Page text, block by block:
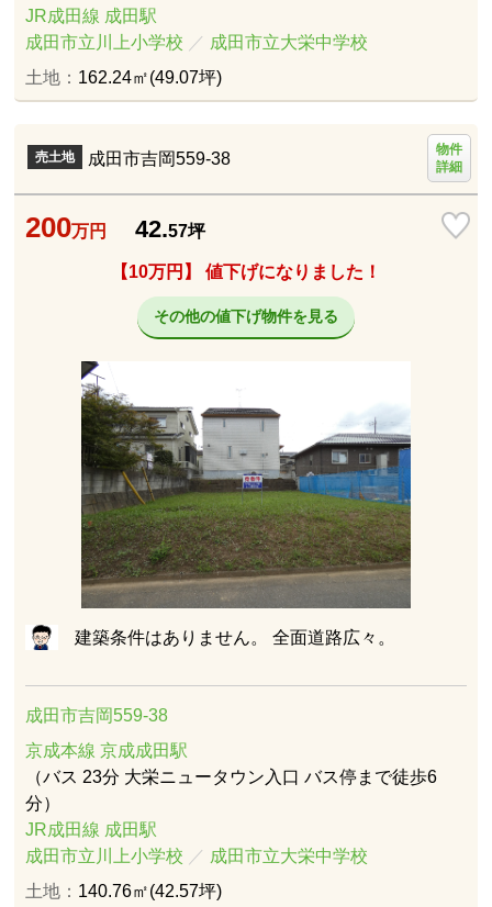
JR成田線 成田駅
成田市立川上小学校 ／ 成田市立大栄中学校
土地： 162.24㎡(49.07坪)
売土地 成田市吉岡559-38
物件
詳細
200万円 42.57坪
【10万円】 値下げになりました！
その他の値下げ物件を見る
建築条件はありません。 全面道路広々。
成田市吉岡559-38
京成本線 京成成田駅
（バス 23分 大栄ニュータウン入口 バス停まで徒歩6
分）
JR成田線 成田駅
成田市立川上小学校 ／ 成田市立大栄中学校
土地： 140.76㎡(42.57坪)